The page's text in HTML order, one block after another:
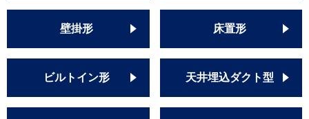
壁掛形 床置形
ビルトイン形 天井埋込ダクト型